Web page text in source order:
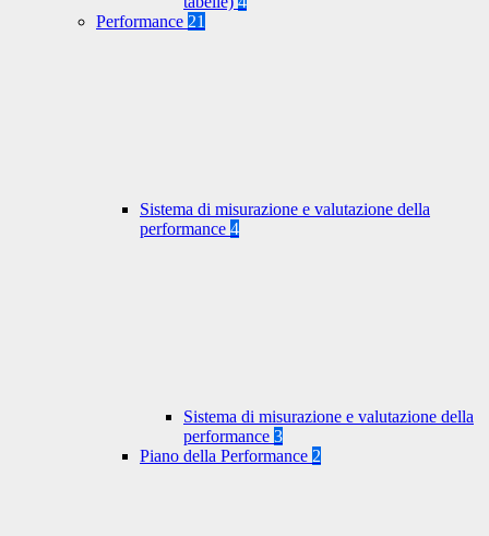
Performance 21
Sistema di misurazione e valutazione della
performance 4
Sistema di misurazione e valutazione della
performance 3
Piano della Performance 2